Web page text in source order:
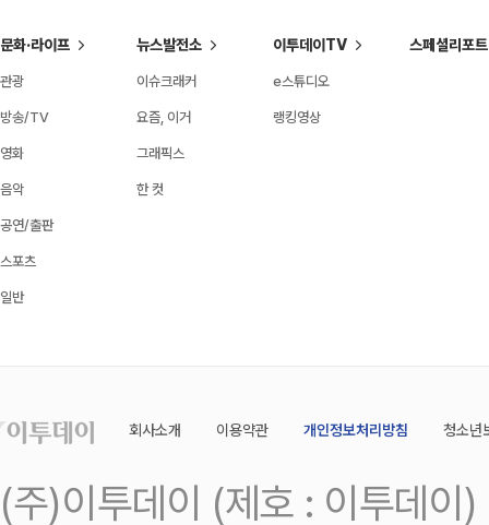
문화·라이프
관광
방송/TV
영화
음악
공연/출판
스포츠
일반
뉴스발전소
이슈크래커
요즘, 이거
그래픽스
한 컷
이투데이TV
e스튜디오
랭킹영상
스페셜리포트
회사소개 이용약관 개인정보처리방침 청소년
(주)이투데이 (제호 : 이투데